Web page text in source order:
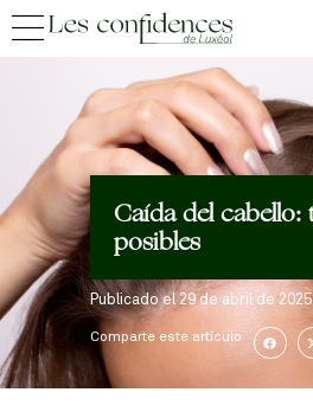
Caída del cabello:
posibles
Publicado el29 de abril de 2025
Comparte este artículo